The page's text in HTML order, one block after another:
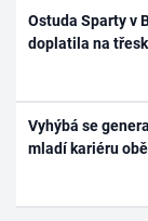
Ostuda Sparty v
doplatila na
Vyhýbá se
mladí kariéru